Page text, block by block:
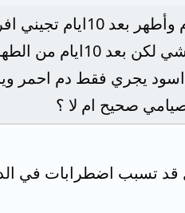
بدأت بتناول حبوب منع الحمل قبل شهرين من رمضان فبعد
الدوره إلى بعدها وبعد ماتجيني بطهر تماما واليوم في
يعني مش دم اسود يجري فقط دم
صحيح ام لا ؟
قد تسبب اضطرابات في